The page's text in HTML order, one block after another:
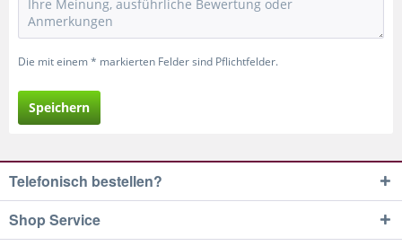
Die mit einem * markierten Felder sind Pflichtfelder.
Speichern
Telefonisch bestellen?
Shop Service